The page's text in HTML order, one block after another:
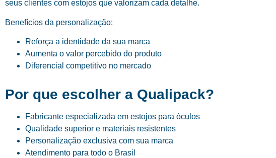
seus clientes com estojos que valorizam cada detalhe.
Benefícios da personalização:
Reforça a identidade da sua marca
Aumenta o valor percebido do produto
Diferencial competitivo no mercado
Por que escolher a Qualipack?
Fabricante especializada em estojos para óculos
Qualidade superior e materiais resistentes
Personalização exclusiva com sua marca
Atendimento para todo o Brasil